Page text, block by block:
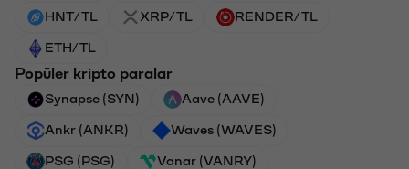
HNT/TL XRP/TL RENDER/TL
ETH/TL
Popüler kripto paralar
Synapse (SYN) Aave (AAVE)
Ankr (ANKR) Waves (WAVES)
PSG (PSG) Vanar (VANRY)